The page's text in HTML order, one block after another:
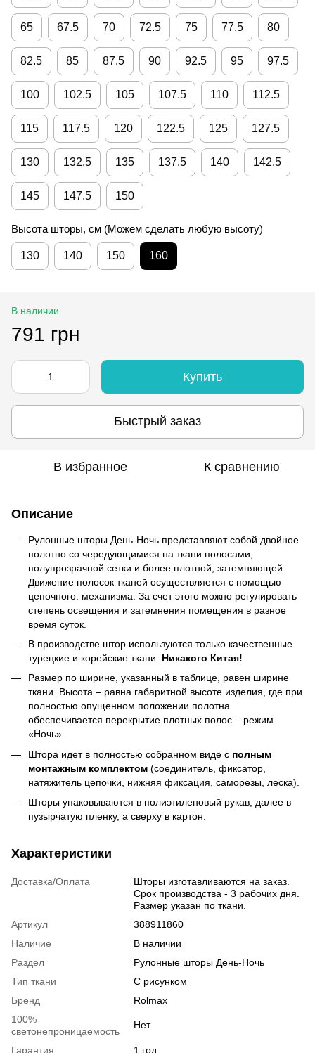
65 67.5 70 72.5 75 77.5 80
82.5 85 87.5 90 92.5 95 97.5
100 102.5 105 107.5 110 112.5
115 117.5 120 122.5 125 127.5
130 132.5 135 137.5 140 142.5
145 147.5 150
Высота шторы, см (Можем сделать любую высоту)
130 140 150 160
В наличии
791 грн
Купить
Быстрый заказ
В избранное К сравнению
Описание
Рулонные шторы День-Ночь представляют собой двойное
полотно со чередующимися на ткани полосами,
полупрозрачной сетки и более плотной, затемняющей.
Движение полосок тканей осуществляется с помощью
цепочного. механизма. За счет этого можно регулировать
степень освещения и затемнения помещения в разное
время суток.
В производстве штор используются только качественные
турецкие и корейские ткани. Никакого Китая!
Размер по ширине, указанный в таблице, равен ширине
ткани. Высота – равна габаритной высоте изделия, где при
полностью опущенном положении полотна
обеспечивается перекрытие плотных полос – режим
«Ночь».
Штора идет в полностью собранном виде с полным
монтажным комплектом (соединитель, фиксатор,
натяжитель цепочки, нижняя фиксация, саморезы, леска).
Шторы упаковываются в полиэтиленовый рукав, далее в
пузырчатую пленку, а сверху в картон.
Характеристики
Доставка/Оплата
Шторы изготавливаются на заказ.
Срок производства - 3 рабочих дня.
Размер указан по ткани.
Артикул
388911860
Наличие
В наличии
Раздел
Рулонные шторы День-Ночь
Тип ткани
С рисунком
Бренд
Rolmax
100%
светонепроницаемость
Нет
Гарантия 1 год